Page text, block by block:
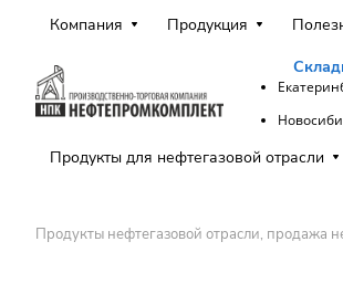
Компания Продукция
Продукты для нефтегазовой отрасли
Продукты нефтегазовой отрасли,